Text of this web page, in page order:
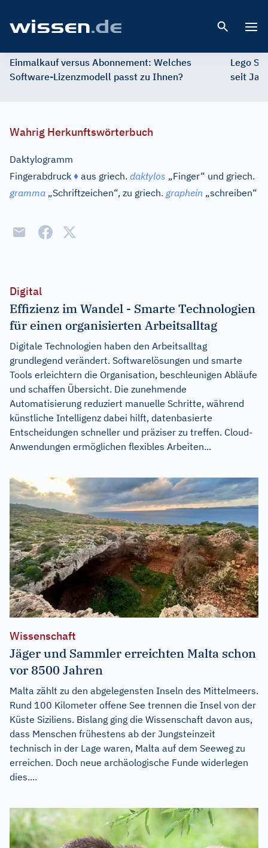
Einmalkauf versus Abonnement: Welches
Software-Lizenzmodell passt zu Ihnen?
Lego
seit
Wahrig Herkunftswörterbuch
Daktylogramm
Fingerabdruck ♦ aus griech. daktylos „Finger“ und griech.
gramma „Schriftzeichen“, zu griech. graphein „schreiben“
Digital
Effizienz im Wandel - Smarte Technologien
für einen organisierten Arbeitsalltag
Digitale Technologien haben den Arbeitsalltag
grundlegend verändert. Softwarelösungen und smarte
Tools erleichtern die Organisation, beschleunigen Abläufe
und schaffen Übersicht. Die zunehmende
Automatisierung reduziert manuelle Schritte, während
künstliche Intelligenz dabei hilft, datenbasierte
Entscheidungen schneller und präziser zu treffen. Cloud-
Anwendungen ermöglichen flexibles Arbeiten...
Wissenschaft
Jäger und Sammler erreichten Malta schon
vor 8500 Jahren
Malta zählt zu den abgelegensten Inseln des Mittelmeers.
Rund 100 Kilometer offene See trennen die Insel von der
Küste Siziliens. Bislang ging die Wissenschaft davon aus,
dass Menschen frühestens ab der Jungsteinzeit
technisch in der Lage waren, Malta auf dem Seeweg zu
erreichen. Doch neue archäologische Funde widerlegen
dies....